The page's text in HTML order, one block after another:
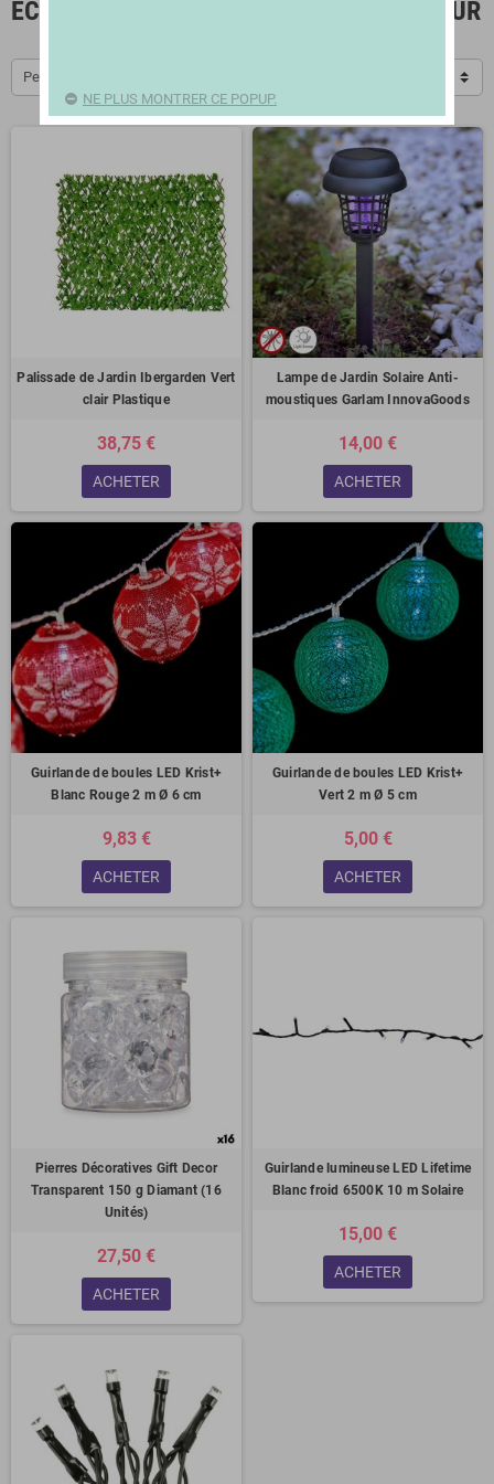
ÉCLAIRAGE ET DÉCORATION D’EXTÉRIEUR
Pertinence
Palissade de Jardin Ibergarden Vert
clair Plastique
38,75 €
ACHETER
Lampe de Jardin Solaire Anti-
moustiques Garlam InnovaGoods
14,00 €
ACHETER
Guirlande de boules LED Krist+
Blanc Rouge 2 m Ø 6 cm
9,83 €
ACHETER
Guirlande de boules LED Krist+
Vert 2 m Ø 5 cm
5,00 €
ACHETER
Pierres Décoratives Gift Decor
Transparent 150 g Diamant (16
Unités)
27,50 €
ACHETER
Guirlande lumineuse LED Lifetime
Blanc froid 6500K 10 m Solaire
15,00 €
ACHETER
NE PLUS MONTRER CE POPUP.